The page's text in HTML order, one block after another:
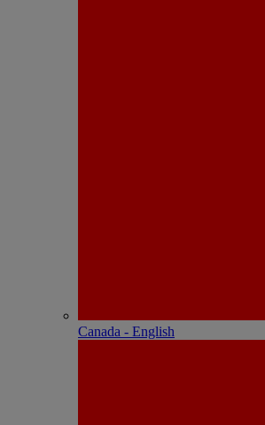
Canada - English